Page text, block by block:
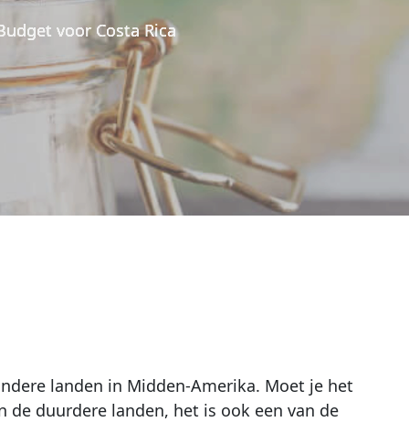
voor Costa Rica
landen in Midden-Amerika. Moet je het
de duurdere landen, het is ook een van de